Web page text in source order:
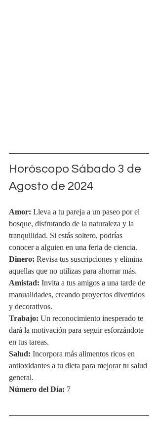
Horóscopo Sábado 3 de
Agosto de 2024
Amor: Lleva a tu pareja a un paseo por el
bosque, disfrutando de la naturaleza y la
tranquilidad. Si estás soltero, podrías
conocer a alguien en una feria de ciencia.
Dinero: Revisa tus suscripciones y elimina
aquellas que no utilizas para ahorrar más.
Amistad: Invita a tus amigos a una tarde de
manualidades, creando proyectos divertidos
y decorativos.
Trabajo: Un reconocimiento inesperado te
dará la motivación para seguir esforzándote
en tus tareas.
Salud: Incorpora más alimentos ricos en
antioxidantes a tu dieta para mejorar tu salud
general.
Número del Día: 7